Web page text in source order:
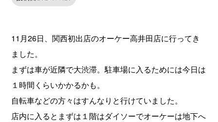
11月26日、関西初出店のオーケー高井田店に行ってき
ました。
まずは車が近隣で大渋滞。駐車場に入るためには今日は
１時間くらいかかるかも。
自転車などの方々はすんなりと行けていました。
店内に入るとまずは１階はダイソーでオーケーは地下へ